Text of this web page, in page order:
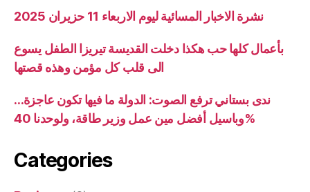
نشرة الاخبار المسائية ليوم الاربعاء 11 حزيران 2025
بأعمال كلها حب هكذا دخلت القديسة تيريزا الطفل يسوع
الى قلب كل مؤمن وهذه قصتها
ندى بستاني ترفع الصوت: الدولة ما فيها تكون عاجزة…
وباسيل أفضل مين عمل وزير طاقة، ولوحدنا 40%
Categories